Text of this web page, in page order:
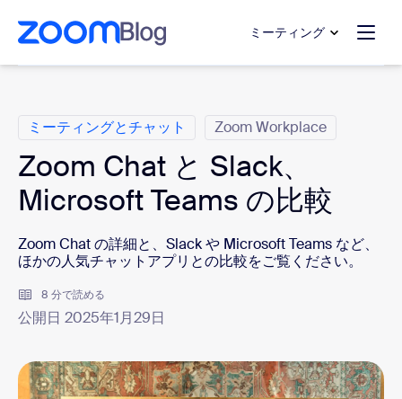
テンツへスキップ
ットへスキップ
ミーティング
ミーティングとチャット Zoom Workplace
Zoom Chat と Slack、
Microsoft Teams の比較
Zoom Chat の詳細と、Slack や Microsoft Teams など、
ほかの人気チャットアプリとの比較をご覧ください。
8 分で読める
公開日 2025年1月29日